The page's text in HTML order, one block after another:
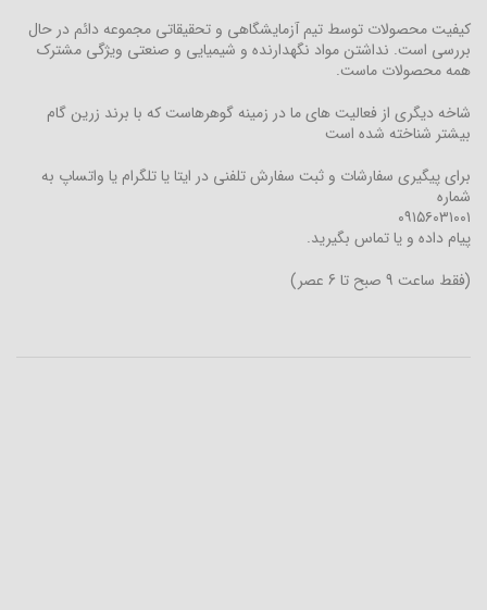
کیفیت محصولات توسط تیم آزمایشگاهی و تحقیقاتی مجموعه دائم در حال
بررسی است. نداشتن مواد نگهدارنده و شیمیایی و صنعتی ویژگی مشترک
همه محصولات ماست.
شاخه دیگری از فعالیت های ما در زمینه گوهرهاست که با برند زرین گام
بیشتر شناخته شده است
برای پیگیری سفارشات و ثبت سفارش تلفنی در ایتا یا تلگرام یا واتساپ به
شماره
۰۹۱۵۶۰۳۱۰۰۱
پیام داده و یا تماس بگیرید.
(فقط ساعت 9 صبح تا 6 عصر)